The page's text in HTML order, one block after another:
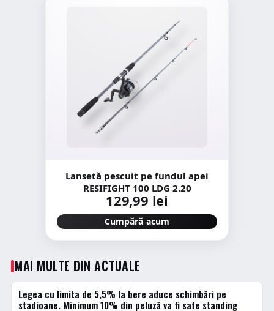
Lansetă pescuit pe fundul apei
RESIFIGHT 100 LDG 2.20
129,99 lei
Cumpără acum
MAI MULTE DIN ACTUALE
ACTUALE
Legea cu limita de 5,5% la bere aduce schimbări pe
stadioane. Minimum 10% din peluză va fi safe standing